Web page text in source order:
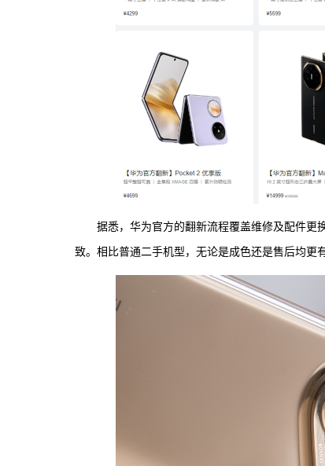
据悉，华为官方的翻新流程覆盖维修及配件更
致。相比普通二手机型，无论是成色还是售后均更